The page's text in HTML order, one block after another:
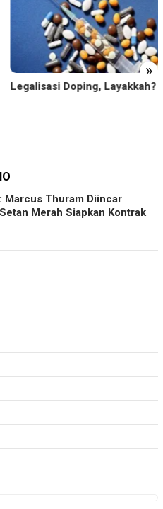
»
Legalisasi Doping, Layakkah?
Marcus Thuram Diincar
Merah Siapkan Kontrak